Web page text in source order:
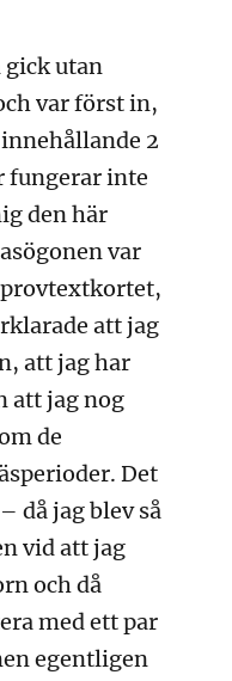
utan
var först in,
2
fungerar inte
den här
var
att jag
att jag har
att jag nog
de
Det
då jag blev så
vid att jag
och då
med ett par
egentligen